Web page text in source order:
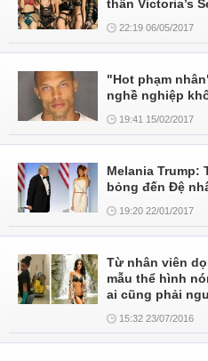
thần Victoria’s
22:19 06/05/2017
"Hot phạm
nghề nghiệp
19:41 15/02/2017
Melania
bỏng đến Đệ
19:20 22/01/2017
Từ nhân viên
mẫu thể hình
ai cũng phải
15:32 23/07/2016